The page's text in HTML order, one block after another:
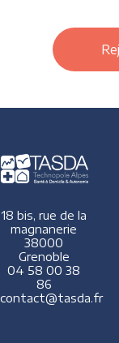
18 bis, rue de la
magnanerie
38000
Grenoble
04 58 00 38
86
contact@tasda.fr